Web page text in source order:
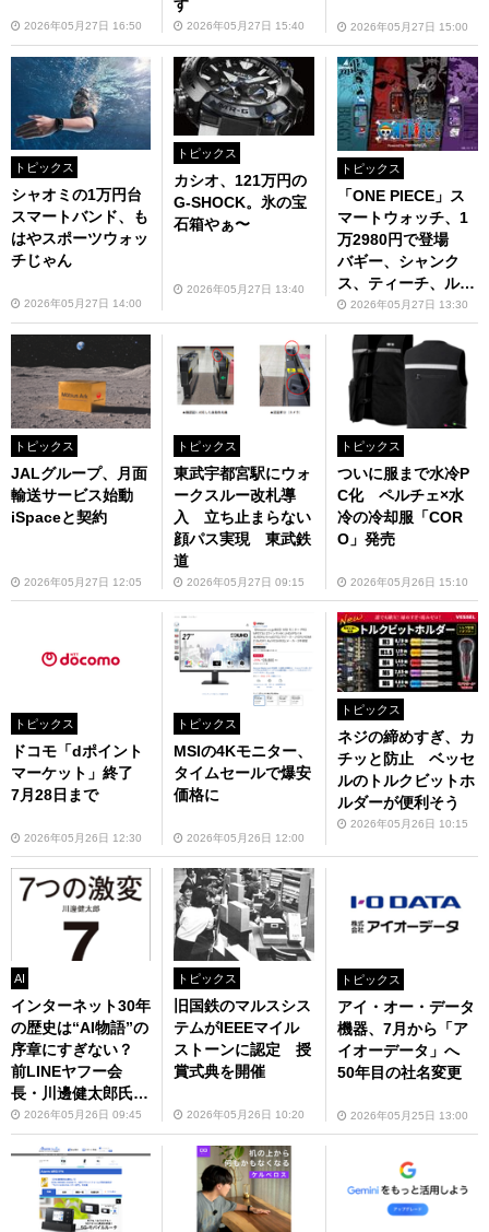
2026年05月27日 16:50
す
2026年05月27日 15:40 2026年05月27日 15:00
トピックス
シャオミの1万円台
スマートバンド、も
はやスポーツウォッ
チじゃん
2026年05月27日 14:00
トピックス
カシオ、121万円の
G-SHOCK。氷の宝
石箱やぁ〜
2026年05月27日 13:40
トピックス
「ONE PIECE」ス
マートウォッチ、1
万2980円で登場
バギー、シャンク
ス、ティーチ、ルフ
ィの“四皇”モデル
2026年05月27日 13:30
トピックス
JALグループ、月面
輸送サービス始動
iSpaceと契約
2026年05月27日 12:05
トピックス
東武宇都宮駅にウォ
ークスルー改札導
入 立ち止まらない
顔パス実現 東武鉄
道
2026年05月27日 09:15
トピックス
ついに服まで水冷P
C化 ペルチェ×水
冷の冷却服「COR
O」発売
2026年05月26日 15:10
トピックス
ドコモ「dポイント
マーケット」終了
7月28日まで
2026年05月26日 12:30
トピックス
MSIの4Kモニター、
タイムセールで爆安
価格に
2026年05月26日 12:00
トピックス
ネジの締めすぎ、カ
チッと防止 ベッセ
ルのトルクビットホ
ルダーが便利そう
2026年05月26日 10:15
AI
インターネット30年
の歴史は“AI物語”の
序章にすぎない？
前LINEヤフー会
長・川邊健太郎氏が
初書籍
2026年05月26日 09:45
トピックス
旧国鉄のマルスシス
テムがIEEEマイル
ストーンに認定 授
賞式典を開催
2026年05月26日 10:20
トピックス
アイ・オー・データ
機器、7月から「ア
イオーデータ」へ
50年目の社名変更
2026年05月25日 13:00